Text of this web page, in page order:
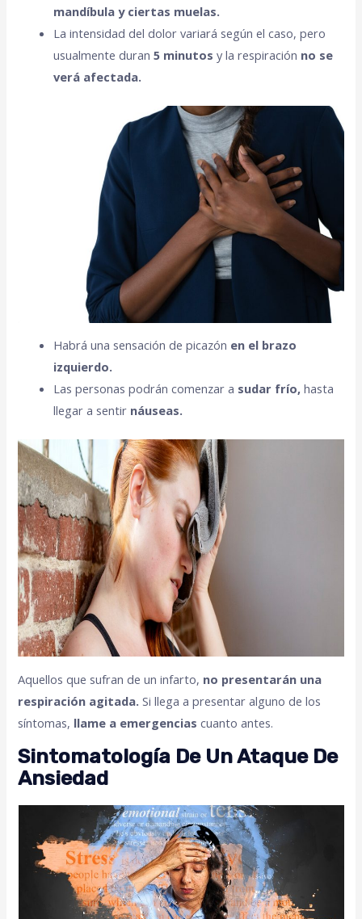
mandíbula y ciertas muelas.
La intensidad del dolor variará según el caso, pero
usualmente duran5 minutosy la respiración no se
verá afectada.
Habrá una sensación de picazón en el brazo
izquierdo.
Las personas podrán comenzar a sudar frío,hasta
llegar a sentir náuseas.
Aquellos que sufran de un infarto, no presentarán una
respiración agitada.Si llega a presentar alguno de los
síntomas, llame a emergenciascuanto antes.
Sintomatología De Un Ataque De
Ansiedad